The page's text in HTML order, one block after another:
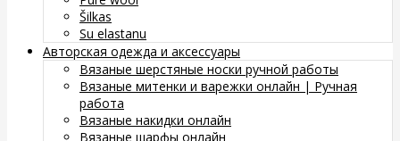
Šilkas
Su elastanu
Авторская одежда и аксессуары
Вязаные шерстяные носки ручной работы
Вязаные митенки и варежки онлайн | Ручная
работа
Вязаные накидки онлайн
Вязаные шарфы онлайн